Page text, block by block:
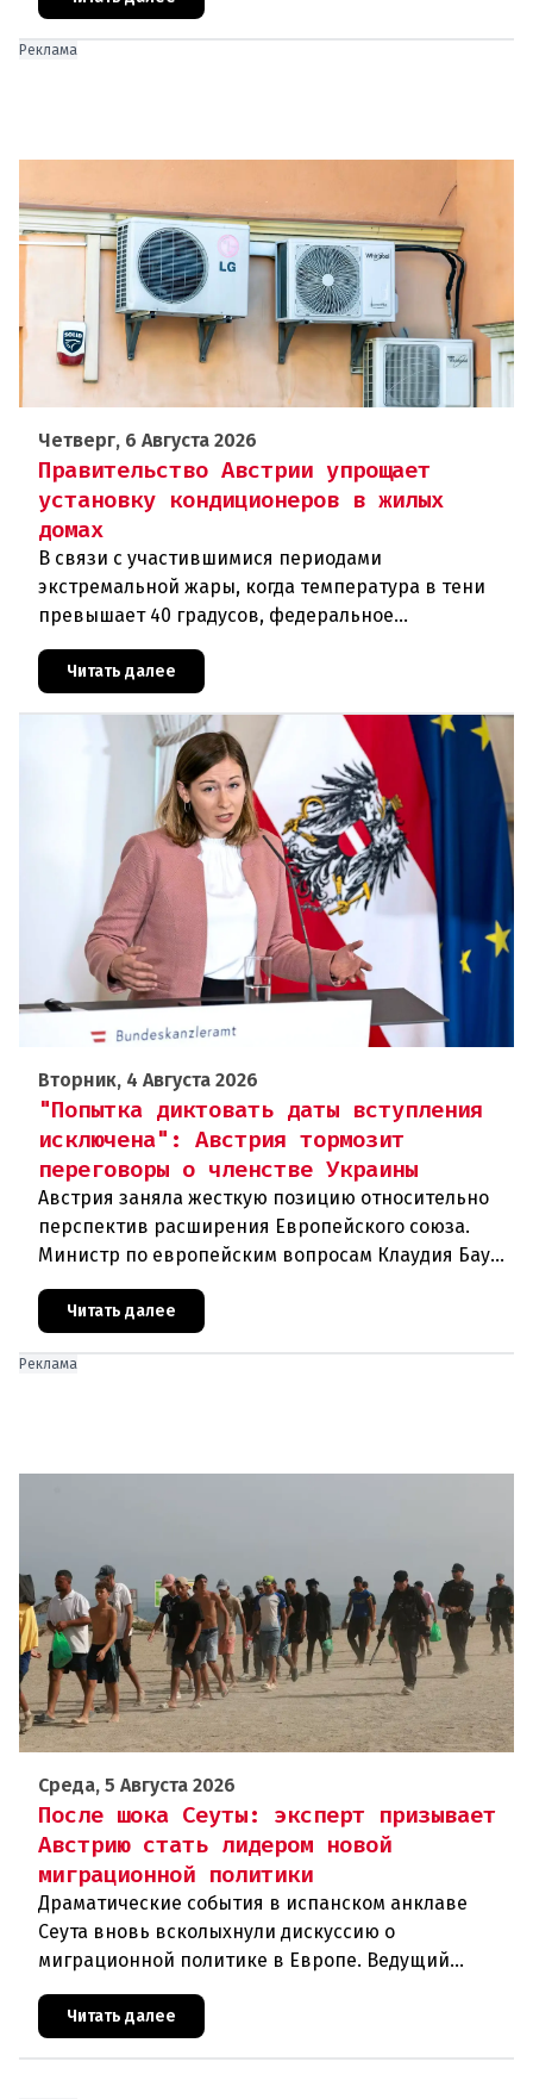
Реклама
Четверг, 6 Августа 2026
Правительство Австрии упрощает
установку кондиционеров в жилых
домах
В связи с участившимися периодами
экстремальной жары, когда температура в тени
превышает 40 градусов, федеральное
проблемы перегрева жилых помещений. В среду н
Читать далее
Вторник, 4 Августа 2026
"Попытка диктовать даты вступления
исключена": Австрия тормозит
переговоры о членстве Украины
Австрия заняла жесткую позицию относительно
перспектив расширения Европейского союза.
Министр по европейским вопросам Клаудия Бауэр
(ÖVP) категорически исключила возможность
ускоренного присоединения
Читать далее
Реклама
Среда, 5 Августа 2026
После шока Сеуты: эксперт призывает
Австрию стать лидером новой
миграционной политики
Драматические события в испанском анклаве
Сеута вновь всколыхнули дискуссию о
миграционной политике в Европе. Ведущий
эксперт по миграции Джеральд Кнаус, один из
архитекторов соглашения ЕС-Турция 2016
Читать далее